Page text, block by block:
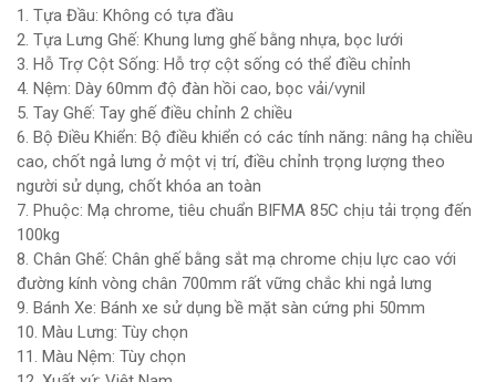
1. Tựa Đầu: Không có tựa đầu
2. Tựa Lưng Ghế: Khung lưng ghế bằng nhựa, bọc lưới
3. Hỗ Trợ Cột Sống: Hỗ trợ cột sống có thể điều chỉnh
4. Nệm: Dày 60mm độ đàn hồi cao, bọc vải/vynil
5. Tay Ghế: Tay ghế điều chỉnh 2 chiều
6. Bộ Điều Khiển: Bộ điều khiển có các tính năng: nâng hạ chiều
cao, chốt ngả lưng ở một vị trí, điều chỉnh trọng lượng theo
người sử dụng, chốt khóa an toàn
7. Phuộc: Mạ chrome, tiêu chuẩn BIFMA 85C chịu tải trọng đến
100kg
8. Chân Ghế: Chân ghế bằng sắt mạ chrome chịu lực cao với
đường kính vòng chân 700mm rất vững chắc khi ngả lưng
9. Bánh Xe: Bánh xe sử dụng bề mặt sàn cứng phi 50mm
10. Màu Lưng: Tùy chọn
11. Màu Nệm: Tùy chọn